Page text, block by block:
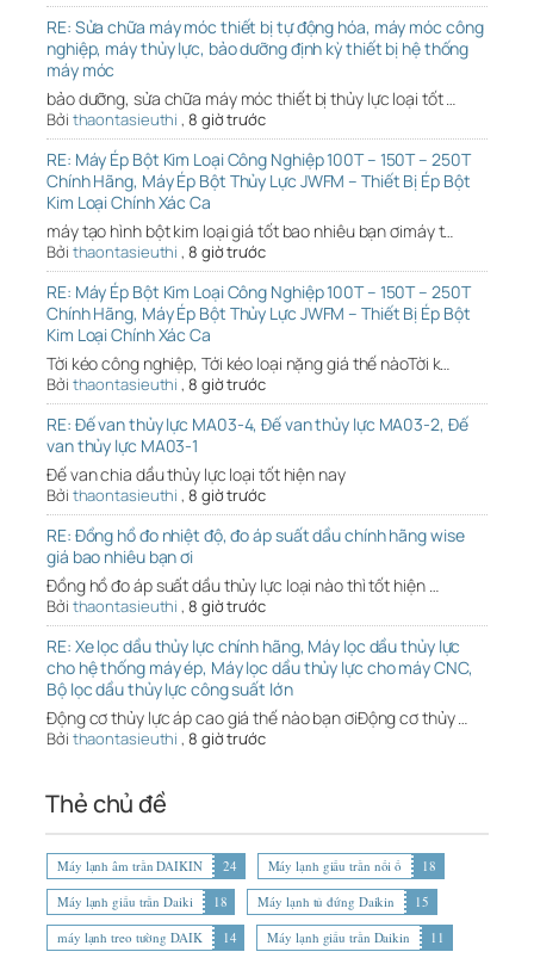
RE: Sửa chữa máy móc thiết bị tự động hóa, máy móc công
nghiệp, máy thủy lực, bảo dưỡng định kỳ thiết bị hệ thống
máy móc
bảo dưỡng, sửa chữa máy móc thiết bị thủy lực loại tốt …
Bởi thaontasieuthi , 8 giờ trước
RE: Máy Ép Bột Kim Loại Công Nghiệp 100T – 150T – 250T
Chính Hãng, Máy Ép Bột Thủy Lực JWFM – Thiết Bị Ép Bột
Kim Loại Chính Xác Ca
máy tạo hình bột kim loại giá tốt bao nhiêu bạn ơimáy t…
Bởi thaontasieuthi , 8 giờ trước
RE: Máy Ép Bột Kim Loại Công Nghiệp 100T – 150T – 250T
Chính Hãng, Máy Ép Bột Thủy Lực JWFM – Thiết Bị Ép Bột
Kim Loại Chính Xác Ca
Tời kéo công nghiệp, Tới kéo loại nặng giá thế nàoTời k…
Bởi thaontasieuthi , 8 giờ trước
RE: Đế van thủy lực MA03-4, Đế van thủy lực MA03-2, Đế
van thủy lực MA03-1
Đế van chia dầu thủy lực loại tốt hiện nay
Bởi thaontasieuthi , 8 giờ trước
RE: Đồng hồ đo nhiệt độ, đo áp suất dầu chính hãng wise
giá bao nhiêu bạn ơi
Đồng hồ đo áp suất dầu thủy lực loại nào thì tốt hiện …
Bởi thaontasieuthi , 8 giờ trước
RE: Xe lọc dầu thủy lực chính hãng, Máy lọc dầu thủy lực
cho hệ thống máy ép, Máy lọc dầu thủy lực cho máy CNC,
Bộ lọc dầu thủy lực công suất lớn
Động cơ thủy lực áp cao giá thế nào bạn ơiĐộng cơ thủy …
Bởi thaontasieuthi , 8 giờ trước
Thẻ chủ đề
Máy lạnh âm trần DAIKIN 24 Máy lạnh giấu trần nối ố
18
Máy lạnh giấu trần Daiki
18 Máy lạnh tủ đứng Daikin
15
máy lạnh treo tường DAIK
14 Máy lạnh giấu trần Daikin
11